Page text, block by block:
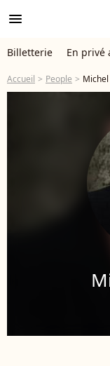
menu
Billetterie En privé
Accueil People